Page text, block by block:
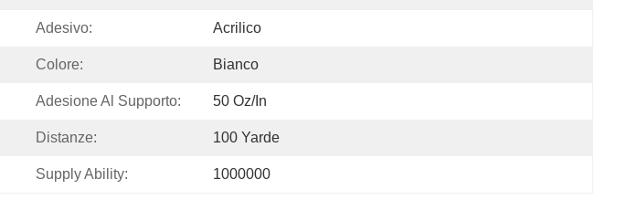
Adesivo: Acrilico
Colore: Bianco
Adesione Al Supporto: 50 Oz/in
Distanze: 100 Yarde
Supply Ability: 1000000